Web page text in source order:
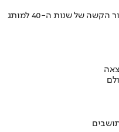
איך אסם הפכה את תקופת הצנע והמחסור הקשה של שנות ה-40 למותג